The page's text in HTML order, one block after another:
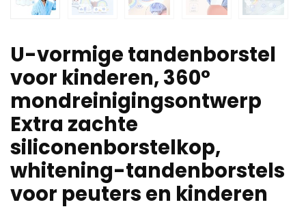
U-vormige tandenborstel
voor kinderen, 360°
mondreinigingsontwerp
Extra zachte
siliconenborstelkop,
whitening-tandenborstels
voor peuters en kinderen